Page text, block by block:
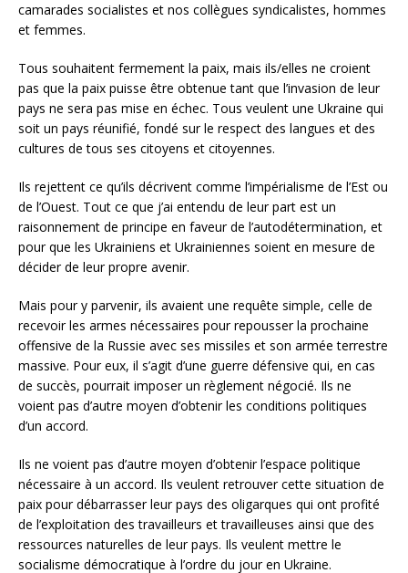
camarades socialistes et nos collègues syndicalistes, hommes
et femmes.
Tous souhaitent fermement la paix, mais ils/elles ne croient
pas que la paix puisse être obtenue tant que l’invasion de leur
pays ne sera pas mise en échec. Tous veulent une Ukraine qui
soit un pays réunifié, fondé sur le respect des langues et des
cultures de tous ses citoyens et citoyennes.
Ils rejettent ce qu’ils décrivent comme l’impérialisme de l’Est ou
de l’Ouest. Tout ce que j’ai entendu de leur part est un
raisonnement de principe en faveur de l’autodétermination, et
pour que les Ukrainiens et Ukrainiennes soient en mesure de
décider de leur propre avenir.
Mais pour y parvenir, ils avaient une requête simple, celle de
recevoir les armes nécessaires pour repousser la prochaine
offensive de la Russie avec ses missiles et son armée terrestre
massive. Pour eux, il s’agit d’une guerre défensive qui, en cas
de succès, pourrait imposer un règlement négocié. Ils ne
voient pas d’autre moyen d’obtenir les conditions politiques
d’un accord.
Ils ne voient pas d’autre moyen d’obtenir l’espace politique
nécessaire à un accord. Ils veulent retrouver cette situation de
paix pour débarrasser leur pays des oligarques qui ont profité
de l’exploitation des travailleurs et travailleuses ainsi que des
ressources naturelles de leur pays. Ils veulent mettre le
socialisme démocratique à l’ordre du jour en Ukraine.